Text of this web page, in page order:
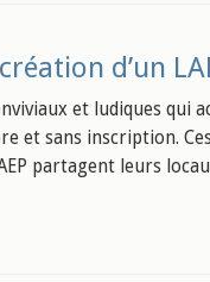
d’un
et ludiques qui
et sans inscription.
partagent leurs